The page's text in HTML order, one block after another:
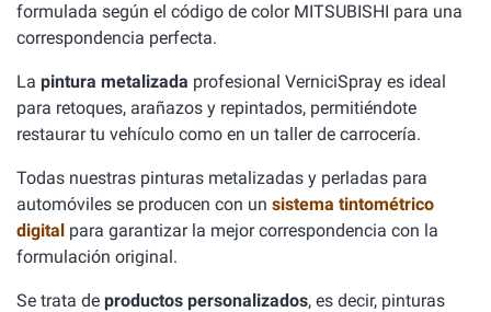
formulada según el código de color MITSUBISHI para una
correspondencia perfecta.
La pintura metalizada profesional VerniciSpray es ideal
para retoques, arañazos y repintados, permitiéndote
restaurar tu vehículo como en un taller de carrocería.
Todas nuestras pinturas metalizadas y perladas para
automóviles se producen con un sistema tintométrico
digital para garantizar la mejor correspondencia con la
formulación original.
Se trata de productos personalizados, es decir, pinturas